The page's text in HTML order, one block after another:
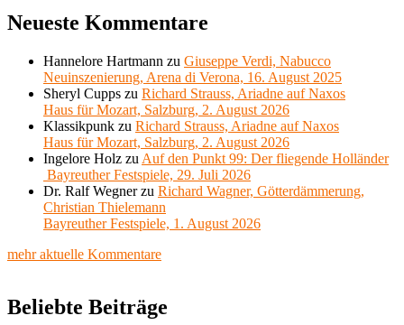
Neueste Kommentare
Hannelore Hartmann zu Giuseppe Verdi, Nabucco
Neuinszenierung, Arena di Verona, 16. August 2025
Sheryl Cupps zu Richard Strauss, Ariadne auf Naxos
Haus für Mozart, Salzburg, 2. August 2026
Klassikpunk zu Richard Strauss, Ariadne auf Naxos
Haus für Mozart, Salzburg, 2. August 2026
Ingelore Holz zu Auf den Punkt 99: Der fliegende Holländer
Bayreuther Festspiele, 29. Juli 2026
Dr. Ralf Wegnerzu Richard Wagner, Götterdämmerung,
Christian Thielemann
Bayreuther Festspiele, 1. August 2026
mehr aktuelle Kommentare
Beliebte Beiträge